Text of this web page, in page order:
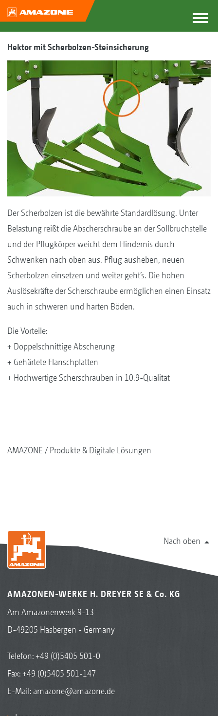
Hektor mit Scherbolzen-Steinsicherung
Der Scherbolzen ist die bewährte Standardlösung. Unter
Belastung reißt die Abscherschraube an der Sollbruchstelle
und der Pflugkörper weicht dem Hindernis durch
Schwenken nach oben aus. Pflug ausheben, neuen
Scherbolzen einsetzen und weiter geht’s. Die hohen
Auslösekräfte der Scherschraube ermöglichen einen Einsatz
auch in schweren und harten Böden.
Die Vorteile:
+ Doppelschnittige Abscherung
+ Gehärtete Flanschplatten
+ Hochwertige Scherschrauben in 10.9-Qualität
AMAZONE Produkte & Digitale Lösungen
Nach oben
AMAZONEN-WERKE H. DREYER SE & Co. KG
Am Amazonenwerk 9-13
D-49205 Hasbergen - Germany
Telefon:+49 (0)5405 501-0
Fax: +49 (0)5405 501-147
E-Mail: amazone@amazone.de